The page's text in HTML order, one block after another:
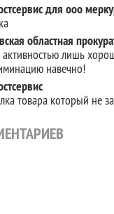
для ооо
областная
лишь
навечно!
товара который не